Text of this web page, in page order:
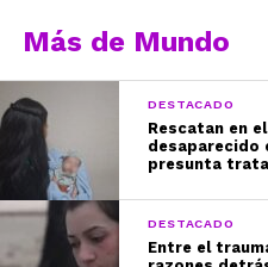
Más de Mundo
DESTACADO
Rescatan en
desaparecido
presunta
DESTACADO
Entre el